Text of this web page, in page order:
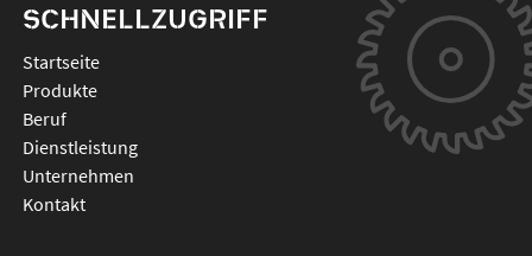
SCHNELLZUGRIFF
Startseite
Produkte
Beruf
Dienstleistung
Unternehmen
Kontakt